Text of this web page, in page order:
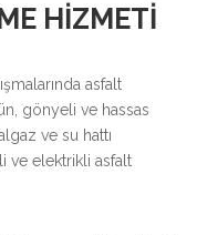
HIZMETI
asfalt
gönyeli ve hassas
ve su hattı
ve elektrikli asfalt